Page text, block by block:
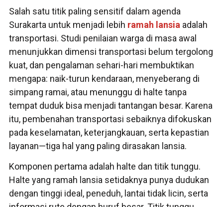
Salah satu titik paling sensitif dalam agenda
Surakarta untuk menjadi lebih ramah lansia adalah
transportasi. Studi penilaian warga di masa awal
menunjukkan dimensi transportasi belum tergolong
kuat, dan pengalaman sehari-hari membuktikan
mengapa: naik-turun kendaraan, menyeberang di
simpang ramai, atau menunggu di halte tanpa
tempat duduk bisa menjadi tantangan besar. Karena
itu, pembenahan transportasi sebaiknya difokuskan
pada keselamatan, keterjangkauan, serta kepastian
layanan—tiga hal yang paling dirasakan lansia.
Komponen pertama adalah halte dan titik tunggu.
Halte yang ramah lansia setidaknya punya dudukan
dengan tinggi ideal, peneduh, lantai tidak licin, serta